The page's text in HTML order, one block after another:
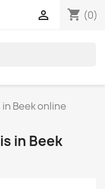
shopping_cart (0)

Beek online
in Beek